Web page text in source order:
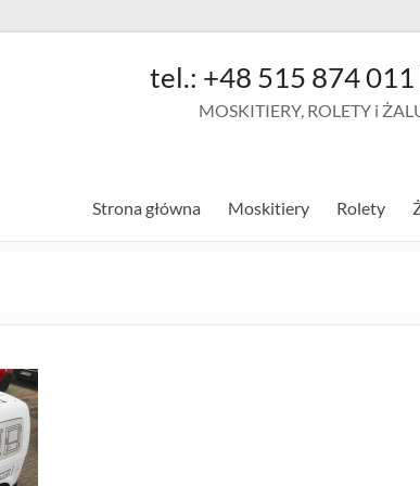
tel.: +48 515 874
MOSKITIERY, ROLETY i
Strona główna Moskitiery Rolety